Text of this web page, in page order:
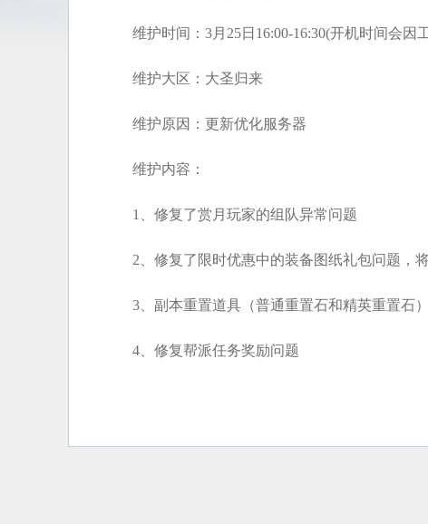
维护时间：3月25日16:00-16:30(开机时间会因
维护大区：大圣归来
维护原因：更新优化服务器
维护内容：
1、修复了赏月玩家的组队异常问题
2、修复了限时优惠中的装备图纸礼包问题，
3、副本重置道具（普通重置石和精英重置石
4、修复帮派任务奖励问题